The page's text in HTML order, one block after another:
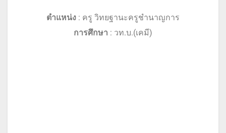
ตำแหน่ง : ครู วิทยฐานะครูชำนาญการ
การศึกษา : วท.บ.(เคมี)